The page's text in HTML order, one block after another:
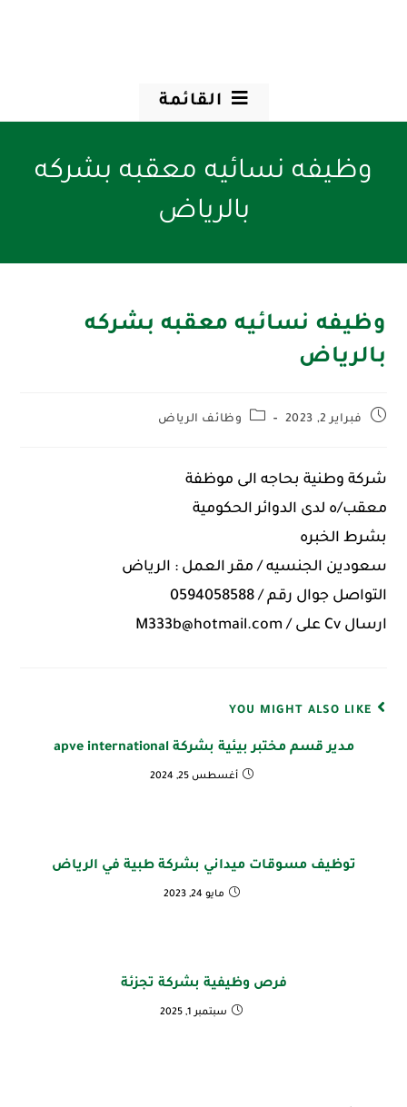
القائمة
وظيفه نسائيه معقبه بشركه
بالرياض
وظيفه نسائيه معقبه بشركه
بالرياض
فبراير 2, 2023 وظائف الرياض
شركة وطنية بحاجه الى موظفة
معقب/ه لدى الدوائر الحكومية
بشرط الخبره
سعودين الجنسيه / مقر العمل : الرياض
التواصل جوال رقم / 0594058588
ارسال Cv على / ⁦M333b@hotmail.com⁩
YOU MIGHT ALSO LIKE
مدير قسم مختبر بيئية بشركة apve international
أغسطس 25, 2024
توظيف مسوقات ميداني بشركة طبية في الرياض
مايو 24, 2023
فرص وظيفية بشركة تجزئة
سبتمبر 1, 2025